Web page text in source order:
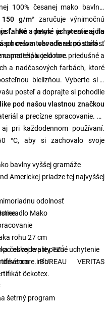
100% česanej mako bavlny.
g/m²zaručuje výnimočnú
Na dotyk je prestieradlo
tvar a farebnú stálosť
materiálu je dobre priedušné a
ľahké a pevné uchytenie aj na
po celom obvodesa postará o
po celú noc.
a nadčasových farbách, ktoré
bielizňou. Vyberte si z
posteľ a doprajte si pohodlie
pod našou vlastnou značkou
a precízne spracovanie. Je
pri každodennom používaní.
°C, aby si zachovalo svoje
bavlny vyššej gramáže
Americkej priadze tej najvyššej
odolnosť
rohu 27 cm
obvode pre pevné uchytenie
BUREAU VERITAS
šetrný program
Mako
českej kvality TZÚ.
clevercare.info.
öekotex.